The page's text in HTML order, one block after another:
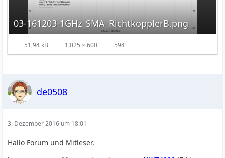
03-161203-1GHz_SMA_RichtkopplerB.png
51,94 kB 1.025 × 600 594
de0508
3. Dezember 2016 um 18:01
Hallo Forum und Mitleser,